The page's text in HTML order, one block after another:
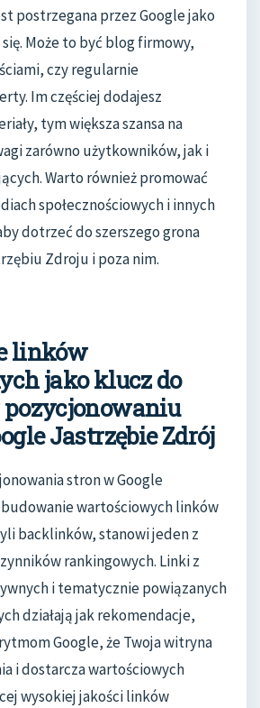
postrzegana przez Google jako
Może to być blog firmowy,
czy regularnie
Im częściej dodajesz
tym większa szansa na
zarówno użytkowników, jak i
Warto również promować
społecznościowych i innych
dotrzeć do szerszego grona
Zdroju i poza nim.
linków
jako klucz do
Jastrzębie Zdrój
stron w Google
wartościowych linków
backlinków, stanowi jeden z
rankingowych. Linki z
i tematycznie powiązanych
działają jak rekomendacje,
Google, że Twoja witryna
i dostarcza wartościowych
wysokiej jakości linków